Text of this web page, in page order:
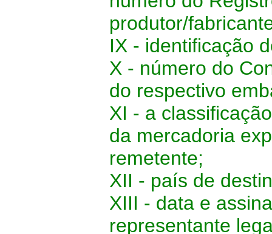
produtor/
IX - identificação
X - número do
do respectivo
XI - a
da mercadoria
remetente;
XII - país de
XIII - data e
representante